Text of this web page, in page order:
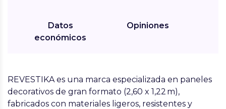
Datos
económicos
Opiniones
REVESTIKAes una marca especializada en paneles
decorativos de gran formato (2,60 x 1,22 m),
fabricados con materiales ligeros, resistentes y